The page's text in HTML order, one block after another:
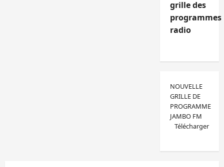
grille des
programmes
radio
NOUVELLE
GRILLE DE
PROGRAMME
JAMBO FM
Télécharger